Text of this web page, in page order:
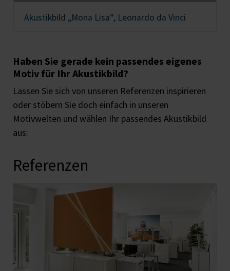
Akustikbild „Mona Lisa“, Leonardo da Vinci
Haben Sie gerade kein passendes eigenes
Motiv für Ihr Akustikbild?
Lassen Sie sich von unseren Referenzen inspirieren
oder stöbern Sie doch einfach in unseren
Motivwelten und wählen Ihr passendes Akustikbild
aus:
Referenzen